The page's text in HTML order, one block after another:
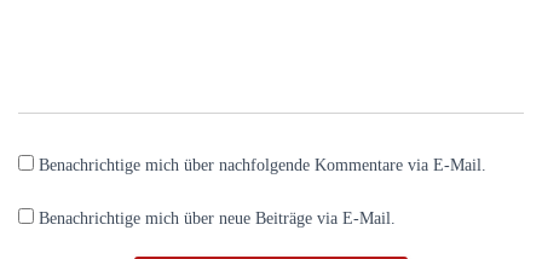
Benachrichtige mich über nachfolgende Kommentare via E-Mail.
Benachrichtige mich über neue Beiträge via E-Mail.